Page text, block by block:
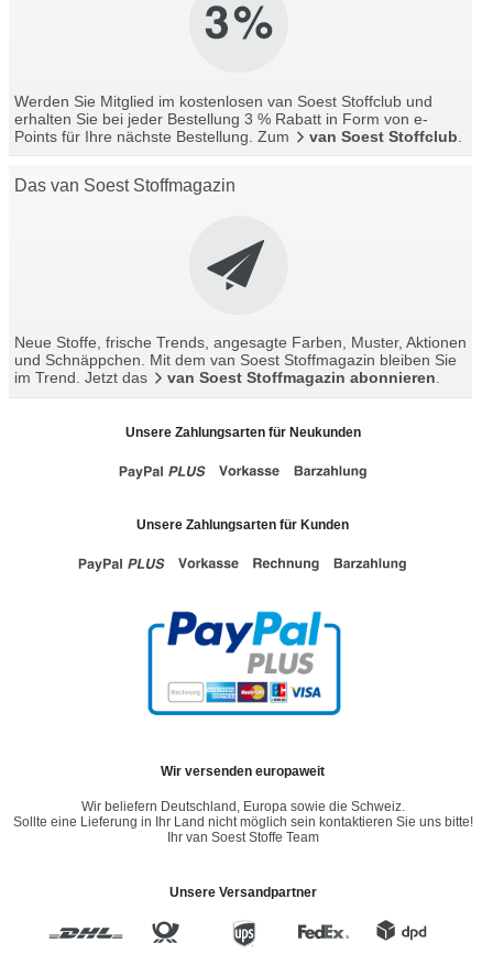
Werden Sie Mitglied im kostenlosen van Soest Stoffclub und
erhalten Sie bei jeder Bestellung 3 % Rabatt in Form von e-
Points für Ihre nächste Bestellung. Zum
van Soest Stoffclub
Das van Soest Stoffmagazin
Neue Stoffe, frische Trends, angesagte Farben, Muster, Aktionen
und Schnäppchen. Mit dem van Soest Stoffmagazin bleiben Sie
im Trend. Jetzt das
van Soest Stoffmagazin abonnieren.
Unsere Zahlungsarten für Neukunden
Unsere Zahlungsarten für Kunden
Wir versenden europaweit
Wir beliefern Deutschland, Europa sowie die Schweiz.
Sollte eine Lieferung in Ihr Land nicht möglich sein kontaktieren Sie uns bitte!
Ihr van Soest Stoffe Team
Unsere Versandpartner